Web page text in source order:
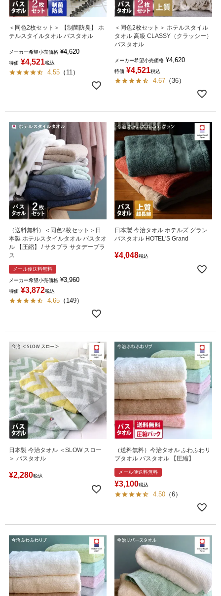
＜同色2枚セット＞ 【制菌防臭】 ホ
テルスタイルタオル バスタオル
メーカー希望小売価格 ¥4,620
特価 ¥4,521税込
4.55 （ 11 ）
＜同色2枚セット＞ ホテルスタイル
タオル 高級 CLASSY（クラッシー）
バスタオル
メーカー希望小売価格 ¥4,620
特価 ¥4,521税込
4.67 （36）
（送料無料）＜同色2枚セット＞日
本製 ホテルスタイルタオル バスタオ
ル 【圧縮】 / サタプラ サタデープラ
ス
メール便送料無料
メーカー希望小売価格 ¥3,960
特価 ¥3,872税込
4.65 （ 149）
日本製 今治タオル ホテルズ グラン
バスタオル HOTEL'S Grand
¥4,048税込
日本製 今治タオル ＜SLOW スロー
＞ バスタオル
¥2,280税込
（送料無料）今治タオル ふわふわリ
ブタオル バスタオル 【圧縮】
メール便送料無料
¥3,100税込
4.50 （6）